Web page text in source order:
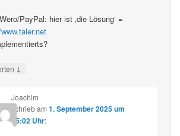
PayPal: hier ist ‚die Lösung‘ =
↓
Joachim
schriebam 1. September 2025 um
15:02 Uhr: